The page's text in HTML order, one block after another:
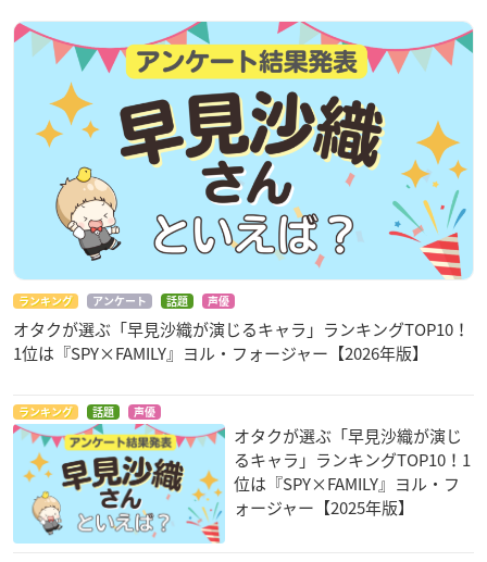
ランキング アンケート 話題 声優
オタクが選ぶ「早見沙織が演じるキャラ」ランキングTOP10！
1位は『SPY×FAMILY』ヨル・フォージャー【2026年版】
ランキング 話題 声優
オタクが選ぶ「早見沙織が演じ
るキャラ」ランキングTOP10！1
位は『SPY×FAMILY』ヨル・フ
ォージャー【2025年版】